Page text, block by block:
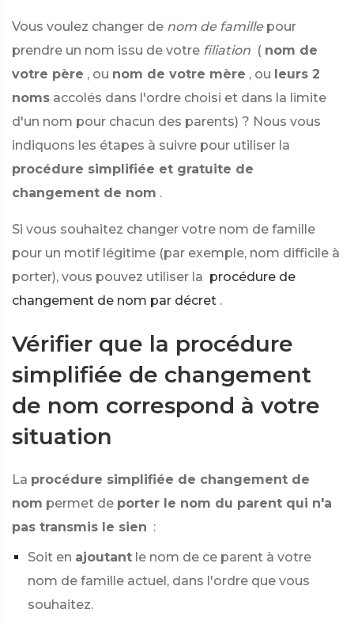
Vous voulez changer de nom de famille pour
prendre un nom issu de votre filiation ( nom de
votre père , ou nom de votre mère , ou leurs 2
noms accolés dans l'ordre choisi et dans la limite
d'un nom pour chacun des parents) ? Nous vous
indiquons les étapes à suivre pour utiliser la
procédure simplifiée et gratuite de
changement de nom .
Si vous souhaitez changer votre nom de famille
pour un motif légitime (par exemple, nom difficile à
porter), vous pouvez utiliser la procédure de
changement de nom par décret .
Vérifier que la procédure
simplifiée de changement
de nom correspond à votre
situation
La procédure simplifiée de changement de
nom permet de porter le nom du parent qui n'a
pas transmis le sien :
Soit en ajoutant le nom de ce parent à votre
nom de famille actuel, dans l'ordre que vous
souhaitez.